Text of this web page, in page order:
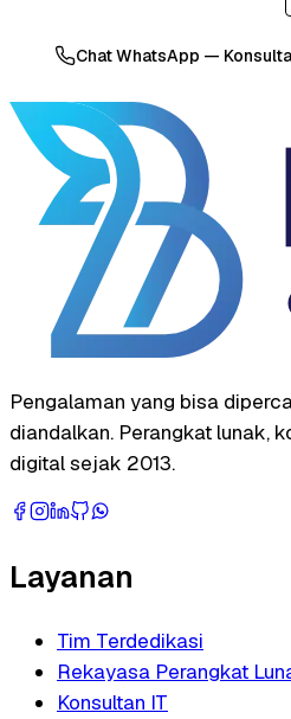
Chat WhatsApp —
Pengalaman yang bisa
diandalkan. Perangkat lunak,
digital sejak 2013.
Layanan
Tim Terdedikasi
Rekayasa Perangkat
Konsultan IT